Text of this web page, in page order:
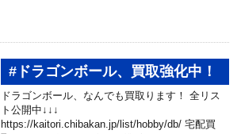
#ドラゴンボール、買取強化中！
ドラゴンボール、なんでも買取ります！ 全リス
ト公開中↓↓↓
https://kaitori.chibakan.jp/list/hobby/db/ 宅配買